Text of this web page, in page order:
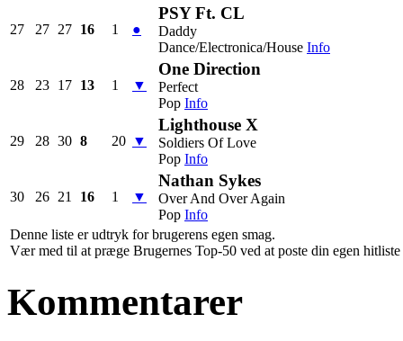
27 27 27 16 1 ●
PSY Ft. CL
Daddy
Dance/Electronica/House Info
28 23 17 13 1 ▼
One Direction
Perfect
Pop Info
29 28 30 8 20 ▼
Lighthouse X
Soldiers Of Love
Pop Info
30 26 21 16 1 ▼
Nathan Sykes
Over And Over Again
Pop Info
Denne liste er udtryk for brugerens egen smag.
Vær med til at præge Brugernes Top-50 ved at poste din egen hitliste
Kommentarer